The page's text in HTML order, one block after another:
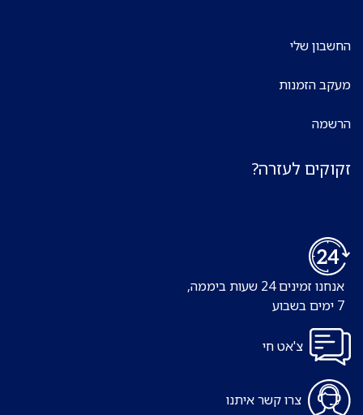
החשבון שלי
מעקב הזמנות
הרשמה
זקוקים לעזרה?
אנחנו זמינים 24 שעות ביממה,
צ'אט חי
צרו קשר איתנו